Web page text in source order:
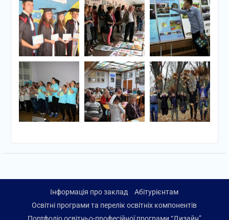
Інформація про заклад
Абітурієнтам
Освітні програми та перелік освітніх компонентів